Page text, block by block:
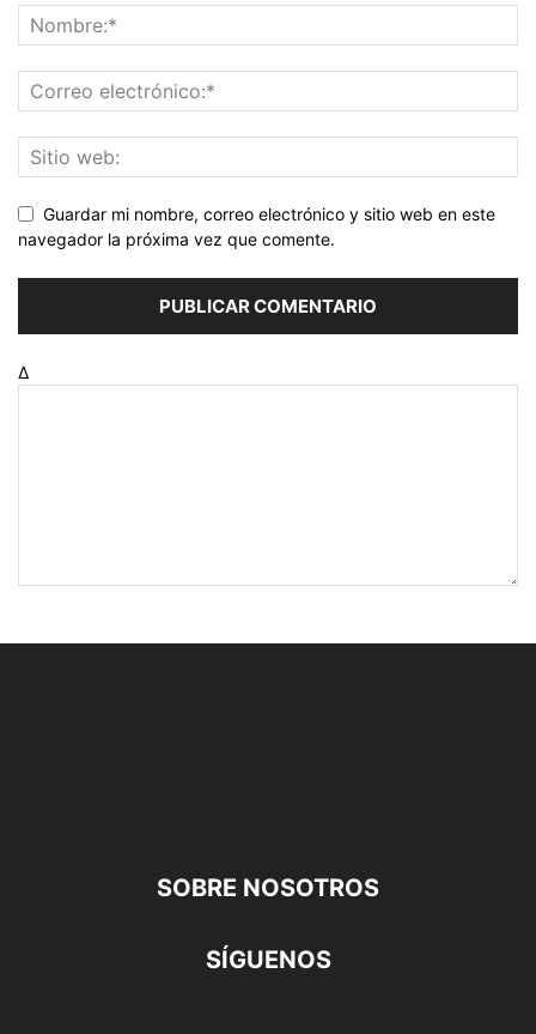
Guardar mi nombre, correo electrónico y sitio web en este
navegador la próxima vez que comente.
Δ
SOBRE NOSOTROS
SÍGUENOS